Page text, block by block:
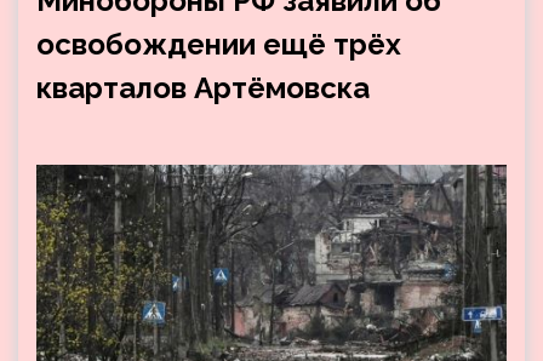
освобождении ещё трёх
кварталов Артёмовска